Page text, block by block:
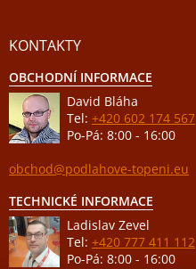
KONTAKTY
OBCHODNÍ INFORMACE
David Bláha
Tel: +420 602 174 567
Po-Pá: 8:00 - 16:00
obchod@podlahove-topeni.eu
TECHNICKÉ INFORMACE
Ladislav Zevel
Tel: +420 777 411 112
Po-Pá: 8:00 - 16:00